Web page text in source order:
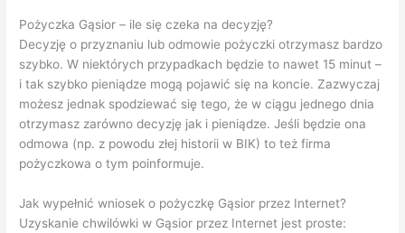
Pożyczka Gąsior – ile się czeka na decyzję?
Decyzję o przyznaniu lub odmowie pożyczki otrzymasz bardzo
szybko. W niektórych przypadkach będzie to nawet 15 minut –
i tak szybko pieniądze mogą pojawić się na koncie. Zazwyczaj
możesz jednak spodziewać się tego, że w ciągu jednego dnia
otrzymasz zarówno decyzję jak i pieniądze. Jeśli będzie ona
odmowa (np. z powodu złej historii w BIK) to też firma
pożyczkowa o tym poinformuje.
Jak wypełnić wniosek o pożyczkę Gąsior przez Internet?
Uzyskanie chwilówki w Gąsior przez Internet jest proste: